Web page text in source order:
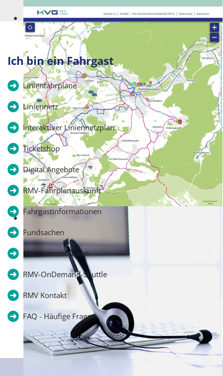
Kommt wie gerufen!
Interaktiver Liniennetzplan
Ich bin ein Fahrgast
Linienfahrpläne
Liniennetz
Interaktiver Liniennetzplan
Ticketshop
Digital Angebote
RMV-Fahrplanauskunft
Fahrgastinformationen
Fundsachen
Mobilitätszentralen
RMV-OnDemand-Shuttle
RMV Kontakt
FAQ - Häufige Fragen